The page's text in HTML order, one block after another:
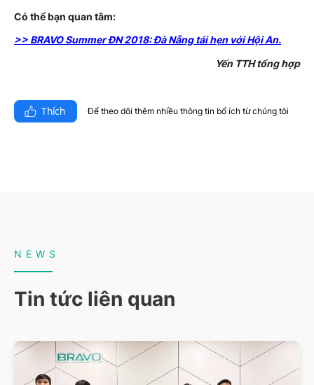
Có thể bạn quan tâm:
>> BRAVO Summer ĐN 2018: Đà Nẵng tái hẹn với Hội An.
Yến TTH tổng hợp
Thích Để theo dõi thêm nhiều thông tin bổ ích từ chúng tôi​
NEWS
Tin tức liên quan